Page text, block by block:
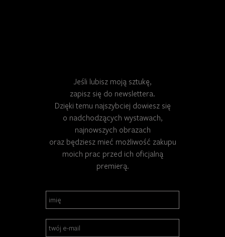
Jeśli lubisz moją sztukę,
zapisz się do newslettera.
Dzięki temu najszybciej dowiesz się
o nadchodzących wystawach,
najnowszych obrazach
oraz będziesz mieć możliwość zakupu
moich prac przed ich oficjalną
premierą.